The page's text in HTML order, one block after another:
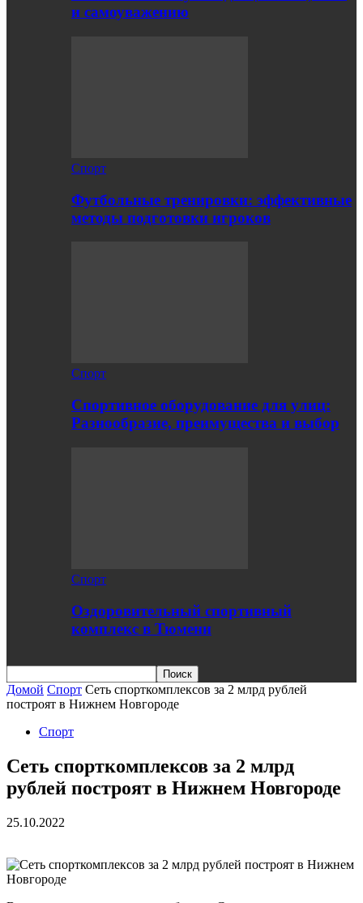
и самоуважению
Спорт
Футбольные тренировки: эффективные
методы подготовки игроков
Спорт
Спортивное оборудование для улиц:
Разнообразие, преимущества и выбор
Спорт
Оздоровительный спортивный
комплекс в Тюмени
Домой Спорт Сеть спорткомплексов за 2 млрд рублей
построят в Нижнем Новгороде
Спорт
Сеть спорткомплексов за 2 млрд
рублей построят в Нижнем Новгороде
25.10.2022